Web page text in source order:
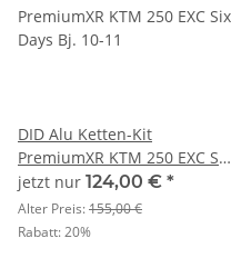
DID Alu Ketten-Kit
PremiumXR KTM 250 EXC Six
Days Bj. 10-11
jetzt nur 124,00 € *
Alter Preis:155,00 €
Rabatt:20%